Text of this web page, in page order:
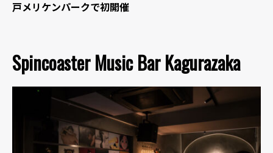
戸メリケンパークで初開催
Spincoaster Music Bar Kagurazaka